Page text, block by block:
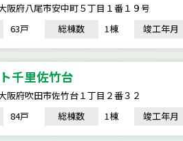
阪府八尾市安中町５丁目１番１９号
63戸 総棟数 1棟 竣工年月
千里佐竹台
阪府吹田市佐竹台１丁目２番３２
84戸 総棟数 1棟 竣工年月